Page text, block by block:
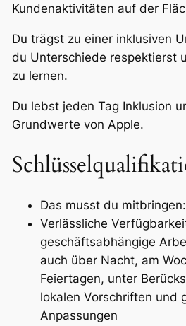
Kundenaktivitäten auf der
Du trägst zu einer inklusiven
du Unterschiede respektierst
zu lernen.
Du lebst jeden Tag Inklusion
Grundwerte von Apple.
Das musst du mitbringen:
Verlässliche
geschäftsabhängige
auch über Nacht, am
Feiertagen, unter
lokalen Vorschriften und
Anpassungen